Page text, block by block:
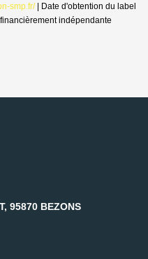
smp.fr/| Date d'obtention du label
indépendante
95870 BEZONS